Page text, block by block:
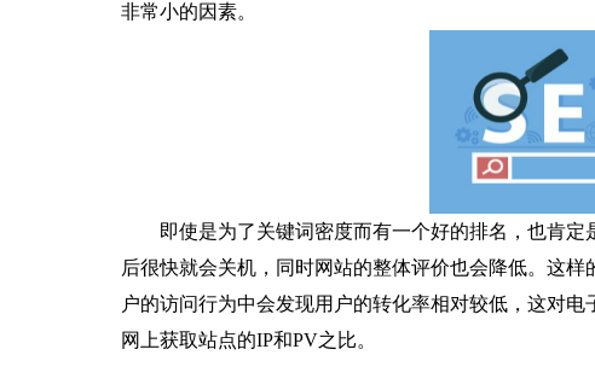
非常小的因素。
即使是为了关键词密度而有一个好的排名，也肯
后很快就会关机，同时网站的整体评价也会降低。这
户的访问行为中会发现用户的转化率相对较低，这对
网上获取站点的IP和PV之比。